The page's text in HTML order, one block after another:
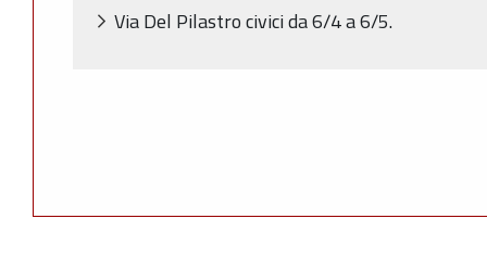
Via Del Pilastro civici da 6/4 a 6/5.